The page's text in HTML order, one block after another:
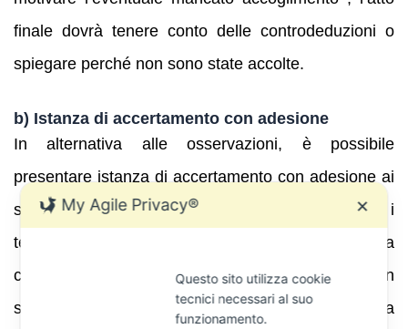
finale dovrà tenere conto delle controdeduzioni o
spiegare perché non sono state accolte.
b) Istanza di accertamento con adesione
In alternativa alle osservazioni, è possibile
presentare istanza di accertamento con adesione ai
sensi del D.Lgs. 218/1997. L’istanza sospende i
termini per il ricorso e consente di definire la
controversia con sanzioni ridotte a un terzo (o a un
sesto in presenza delle definizioni agevolate). La
My Agile Privacy® ✕
Questo sito utilizza cookie
tecnici necessari al suo
funzionamento.